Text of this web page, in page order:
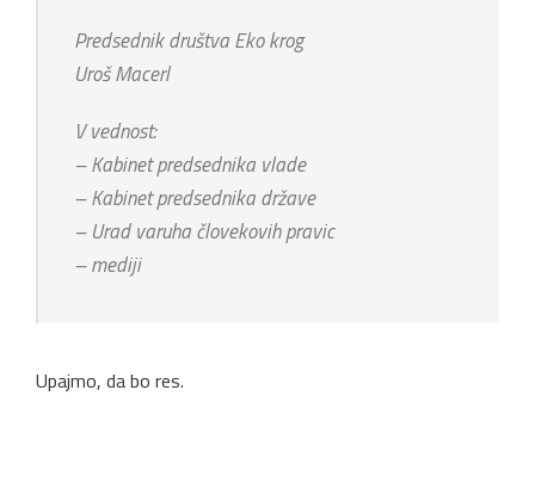
Predsednik društva Eko krog
Uroš Macerl
V vednost:
– Kabinet predsednika vlade
– Kabinet predsednika države
– Urad varuha človekovih pravic
– mediji
Upajmo, da bo res.